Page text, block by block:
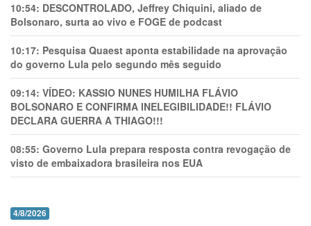
10:54: DESCONTROLADO, Jeffrey Chiquini, aliado de
Bolsonaro, surta ao vivo e FOGE de podcast
10:17: Pesquisa Quaest aponta estabilidade na aprovação
do governo Lula pelo segundo mês seguido
09:14: VÍDEO: KASSIO NUNES HUMlLHA FLÁVIO
BOLSONARO E CONFIRMA INELEGIBILIDADE!! FLÁVIO
DECLARA GUERRA A THIAGO!!!
08:55: Governo Lula prepara resposta contra revogação de
visto de embaixadora brasileira nos EUA
4/8/2026